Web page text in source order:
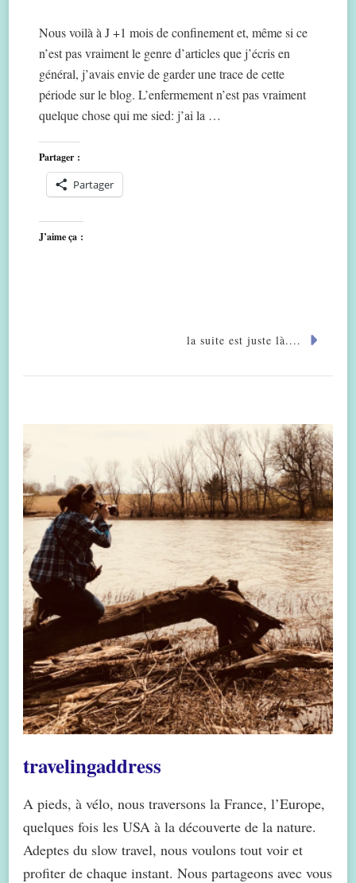
Nous voilà à J +1 mois de confinement et, même si ce
n’est pas vraiment le genre d’articles que j’écris en
général, j’avais envie de garder une trace de cette
période sur le blog. L’enfermement n’est pas vraiment
quelque chose qui me sied: j’ai la …
Partager :
Partager
J’aime ça :
la suite est juste là....
travelingaddress
A pieds, à vélo, nous traversons la France, l’Europe,
quelques fois les USA à la découverte de la nature.
Adeptes du slow travel, nous voulons tout voir et
profiter de chaque instant. Nous partageons avec vous